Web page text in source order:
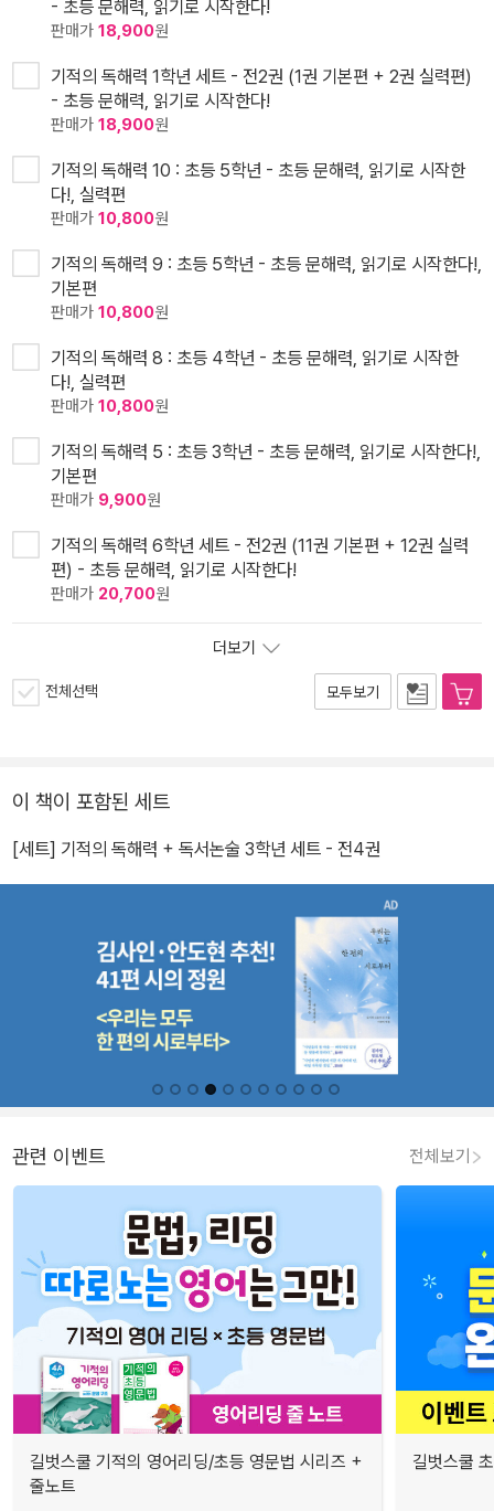
- 초등 문해력, 읽기로 시작한다!
판매가 18,900원
기적의 독해력 1학년 세트 - 전2권 (1권 기본편 + 2권 실력편)
- 초등 문해력, 읽기로 시작한다!
판매가 18,900원
기적의 독해력 10 : 초등 5학년 - 초등 문해력, 읽기로 시작한
다!, 실력편
판매가 10,800원
기적의 독해력 9 : 초등 5학년 - 초등 문해력, 읽기로 시작한다!,
기본편
판매가 10,800원
기적의 독해력 8 : 초등 4학년 - 초등 문해력, 읽기로 시작한
다!, 실력편
판매가 10,800원
기적의 독해력 5 : 초등 3학년 - 초등 문해력, 읽기로 시작한다!,
기본편
판매가 9,900원
기적의 독해력 6학년 세트 - 전2권 (11권 기본편 + 12권 실력
편) - 초등 문해력, 읽기로 시작한다!
판매가 20,700원
더보기
전체선택 모두보기
이 책이 포함된 세트
[세트] 기적의 독해력 + 독서논술 3학년 세트 - 전4권
관련 이벤트 전체보기
길벗스쿨 기적의 영어리딩/초등 영문법 시리즈 +
줄노트
길벗스쿨